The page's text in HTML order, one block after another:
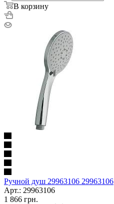
В корзину
Ручной душ 29963106 29963106
Арт.: 29963106
1 866 грн.